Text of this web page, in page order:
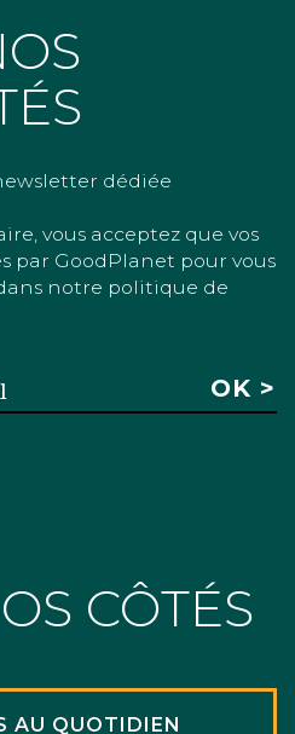
dédiée
vous acceptez que vos
par GoodPlanet pour vous
notre politique de
CÔTÉS
AU QUOTIDIEN